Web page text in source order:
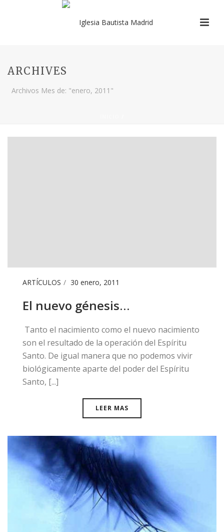
ARCHIVES
Archivos Mes de: "enero, 2011"
ARTÍCULOS 30 enero, 2011
El nuevo génesis…
​ Tanto el nacimiento como el nuevo nacimiento
son el resultado de la operación del Espíritu
Santo. De igual manera que no podemos vivir
biológicamente aparte del poder del Espíritu
Santo, [...]
LEER MAS